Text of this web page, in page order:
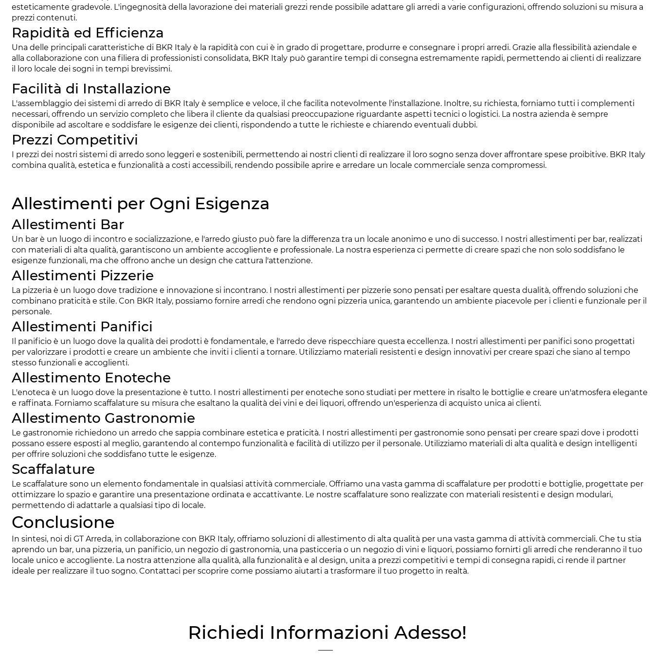
esteticamente gradevole. L'ingegnosità della lavorazione dei materiali grezzi rende possibile adattare gli arredi a varie configurazioni, offrendo soluzioni su misura a
prezzi contenuti.
Rapidità ed Efficienza
Una delle principali caratteristiche di BKR Italy è la rapidità con cui è in grado di progettare, produrre e consegnare i propri arredi. Grazie alla flessibilità aziendale e
alla collaborazione con una filiera di professionisti consolidata, BKR Italy può garantire tempi di consegna estremamente rapidi, permettendo ai clienti di realizzare
il loro locale dei sogni in tempi brevissimi.
Facilità di Installazione
L'assemblaggio dei sistemi di arredo di BKR Italy è semplice e veloce, il che facilita notevolmente l'installazione. Inoltre, su richiesta, forniamo tutti i complementi
necessari, offrendo un servizio completo che libera il cliente da qualsiasi preoccupazione riguardante aspetti tecnici o logistici. La nostra azienda è sempre
disponibile ad ascoltare e soddisfare le esigenze dei clienti, rispondendo a tutte le richieste e chiarendo eventuali dubbi.
Prezzi Competitivi
I prezzi dei nostri sistemi di arredo sono leggeri e sostenibili, permettendo ai nostri clienti di realizzare il loro sogno senza dover affrontare spese proibitive. BKR Italy
combina qualità, estetica e funzionalità a costi accessibili, rendendo possibile aprire e arredare un locale commerciale senza compromessi.
Allestimenti per Ogni Esigenza
Allestimenti Bar
Un bar è un luogo di incontro e socializzazione, e l'arredo giusto può fare la differenza tra un locale anonimo e uno di successo. I nostri allestimenti per bar, realizzati
con materiali di alta qualità, garantiscono un ambiente accogliente e professionale. La nostra esperienza ci permette di creare spazi che non solo soddisfano le
esigenze funzionali, ma che offrono anche un design che cattura l'attenzione.
Allestimenti Pizzerie
La pizzeria è un luogo dove tradizione e innovazione si incontrano. I nostri allestimenti per pizzerie sono pensati per esaltare questa dualità, offrendo soluzioni che
combinano praticità e stile. Con BKR Italy, possiamo fornire arredi che rendono ogni pizzeria unica, garantendo un ambiente piacevole per i clienti e funzionale per il
personale.
Allestimenti Panifici
Il panificio è un luogo dove la qualità dei prodotti è fondamentale, e l'arredo deve rispecchiare questa eccellenza. I nostri allestimenti per panifici sono progettati
per valorizzare i prodotti e creare un ambiente che inviti i clienti a tornare. Utilizziamo materiali resistenti e design innovativi per creare spazi che siano al tempo
stesso funzionali e accoglienti.
Allestimento Enoteche
L'enoteca è un luogo dove la presentazione è tutto. I nostri allestimenti per enoteche sono studiati per mettere in risalto le bottiglie e creare un'atmosfera elegante
e raffinata. Forniamo scaffalature su misura che esaltano la qualità dei vini e dei liquori, offrendo un'esperienza di acquisto unica ai clienti.
Allestimento Gastronomie
Le gastronomie richiedono un arredo che sappia combinare estetica e praticità. I nostri allestimenti per gastronomie sono pensati per creare spazi dove i prodotti
possano essere esposti al meglio, garantendo al contempo funzionalità e facilità di utilizzo per il personale. Utilizziamo materiali di alta qualità e design intelligenti
per offrire soluzioni che soddisfano tutte le esigenze.
Scaffalature
Le scaffalature sono un elemento fondamentale in qualsiasi attività commerciale. Offriamo una vasta gamma di scaffalature per prodotti e bottiglie, progettate per
ottimizzare lo spazio e garantire una presentazione ordinata e accattivante. Le nostre scaffalature sono realizzate con materiali resistenti e design modulari,
permettendo di adattarle a qualsiasi tipo di locale.
Conclusione
In sintesi, noi di GT Arreda, in collaborazione con BKR Italy, offriamo soluzioni di allestimento di alta qualità per una vasta gamma di attività commerciali. Che tu stia
aprendo un bar, una pizzeria, un panificio, un negozio di gastronomia, una pasticceria o un negozio di vini e liquori, possiamo fornirti gli arredi che renderanno il tuo
locale unico e accogliente. La nostra attenzione alla qualità, alla funzionalità e al design, unita a prezzi competitivi e tempi di consegna rapidi, ci rende il partner
ideale per realizzare il tuo sogno. Contattaci per scoprire come possiamo aiutarti a trasformare il tuo progetto in realtà.
Richiedi Informazioni Adesso!